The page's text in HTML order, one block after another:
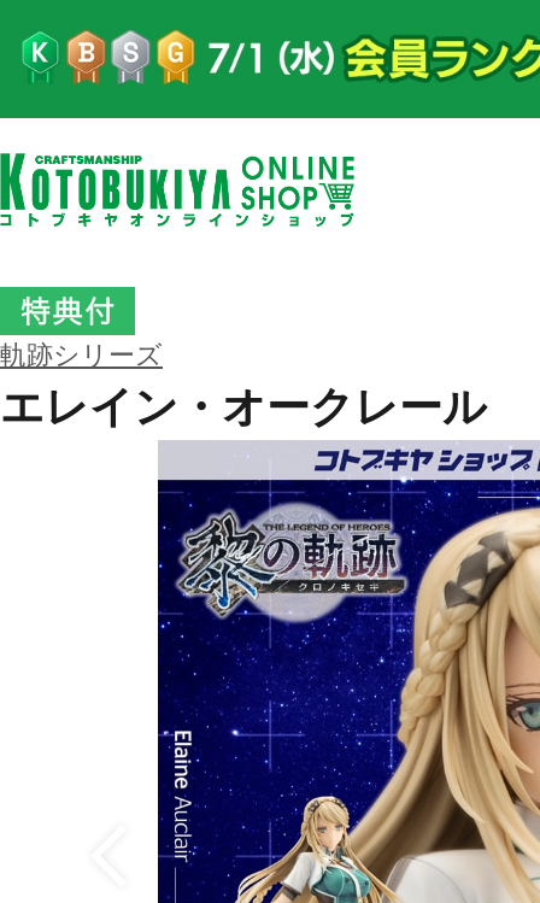
軌跡シリーズ
エレイン・オークレール